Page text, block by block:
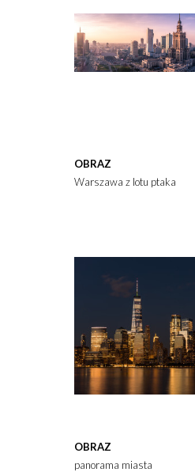
OBRAZ
Warszawa z lotu ptaka
OBRAZ
panorama miasta